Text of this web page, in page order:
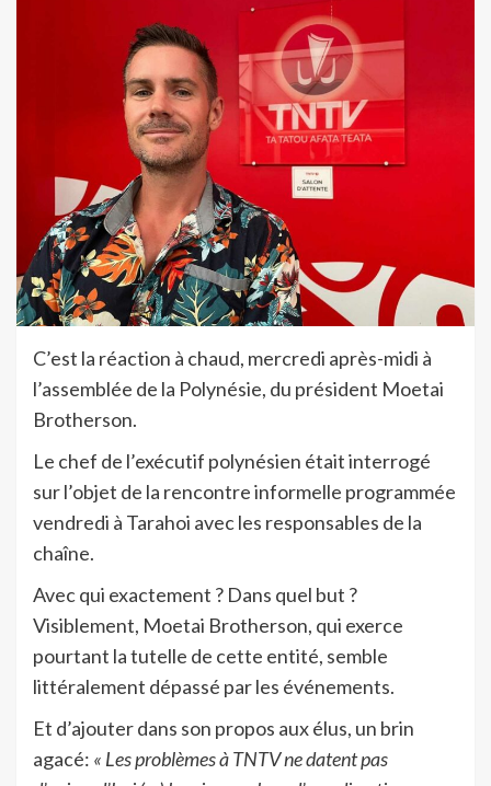
C’est la réaction à chaud, mercredi après-midi à
l’assemblée de la Polynésie, du président Moetai
Brotherson.
Le chef de l’exécutif polynésien était interrogé
sur l’objet de la rencontre informelle programmée
vendredi à Tarahoi avec les responsables de la
chaîne.
Avec qui exactement ? Dans quel but ?
Visiblement, Moetai Brotherson, qui exerce
pourtant la tutelle de cette entité, semble
littéralement dépassé par les événements.
Et d’ajouter dans son propos aux élus, un brin
agacé: « Les problèmes à TNTV ne datent pas